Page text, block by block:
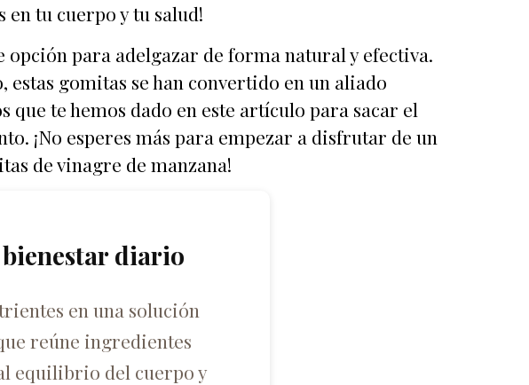
tu cuerpo y tu salud!
opción para adelgazar de forma natural y efectiva.
estas gomitas se han convertido en un aliado
que te hemos dado en este artículo para sacar el
¡No esperes más para empezar a disfrutar de un
de vinagre de manzana!
diario
en una solución
reúne ingredientes
equilibrio del cuerpo y